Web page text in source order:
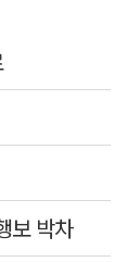
보 박차